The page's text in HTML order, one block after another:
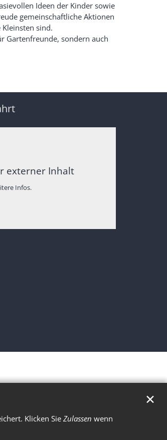
Klicken Sie Zulassen wenn
✕
Ideen der Kinder sowie
gemeinschaftliche Aktionen
sind.
Gartenfreunde, sondern auch
externer Inhalt
Infos.